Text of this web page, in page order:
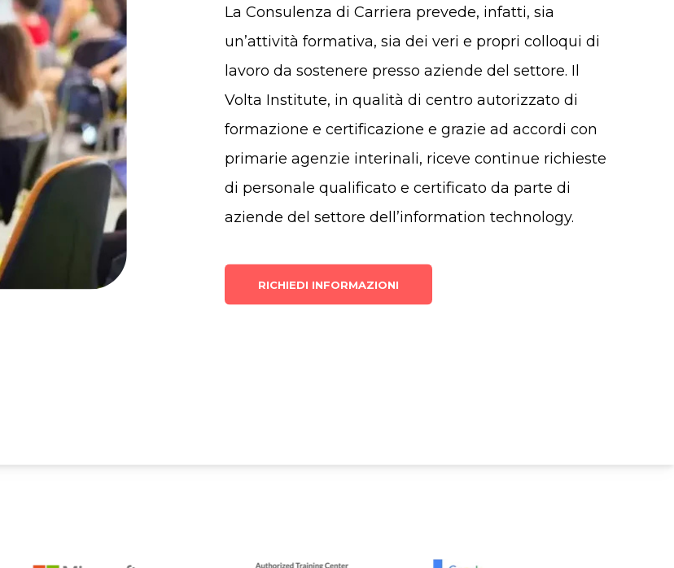
La Consulenza di Carriera prevede, infatti, sia
un’attività formativa, sia dei veri e propri colloqui di
lavoro da sostenere presso aziende del settore. Il
Volta Institute, in qualità di centro autorizzato di
formazione e certificazione e grazie ad accordi con
primarie agenzie interinali, riceve continue richieste
di personale qualificato e certificato da parte di
aziende del settore dell’information technology.
RICHIEDI INFORMAZIONI